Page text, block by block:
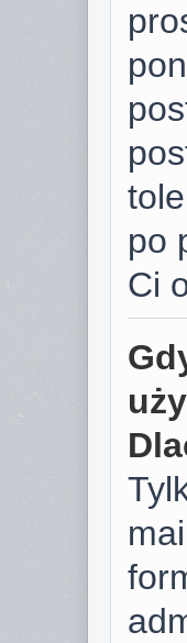
po
Ci